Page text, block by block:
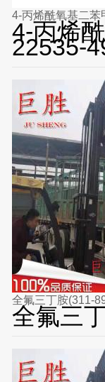
4-丙烯酰氧基二苯
4-丙烯
22535-
全氟三丁胺(311-
全氟三